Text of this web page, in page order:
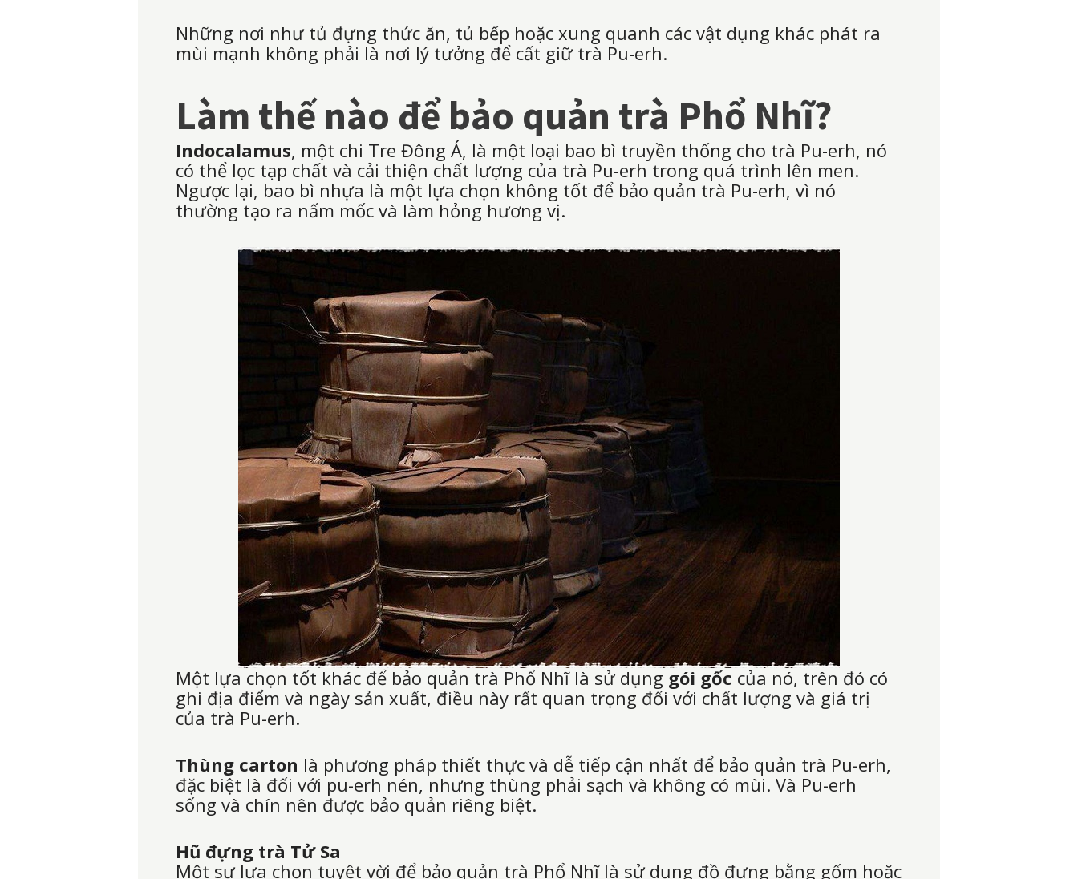
Những nơi như tủ đựng thức ăn, tủ bếp hoặc xung quanh các vật dụng khác phát ra
mùi mạnh không phải là nơi lý tưởng để cất giữ trà Pu-erh.
Làm thế nào để bảo quản trà Phổ Nhĩ?
Indocalamus, một chi Tre Đông Á, là một loại bao bì truyền thống cho trà Pu-erh, nó
có thể lọc tạp chất và cải thiện chất lượng của trà Pu-erh trong quá trình lên men.
Ngược lại, bao bì nhựa là một lựa chọn không tốt để bảo quản trà Pu-erh, vì nó
thường tạo ra nấm mốc và làm hỏng hương vị.
Một lựa chọn tốt khác để bảo quản trà Phổ Nhĩ là sử dụng gói gốc của nó, trên đó có
ghi địa điểm và ngày sản xuất, điều này rất quan trọng đối với chất lượng và giá trị
của trà Pu-erh.
Thùng carton là phương pháp thiết thực và dễ tiếp cận nhất để bảo quản trà Pu-erh,
đặc biệt là đối với pu-erh nén, nhưng thùng phải sạch và không có mùi. Và Pu-erh
sống và chín nên được bảo quản riêng biệt.
Hũ đựng trà Tử Sa
Một sự lựa chọn tuyệt vời để bảo quản trà Phổ Nhĩ là sử dụng đồ đựng bằng gốm hoặc